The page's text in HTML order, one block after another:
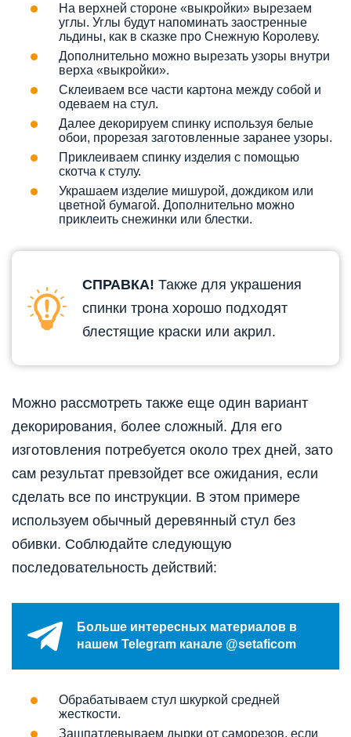
На верхней стороне «выкройки» вырезаем
углы. Углы будут напоминать заостренные
льдины, как в сказке про Снежную Королеву.
Дополнительно можно вырезать узоры внутри
верха «выкройки».
Склеиваем все части картона между собой и
одеваем на стул.
Далее декорируем спинку используя белые
обои, прорезая заготовленные заранее узоры.
Приклеиваем спинку изделия с помощью
скотча к стулу.
Украшаем изделие мишурой, дождиком или
цветной бумагой. Дополнительно можно
приклеить снежинки или блестки.
СПРАВКА! Также для украшения
спинки трона хорошо подходят
блестящие краски или акрил.
Можно рассмотреть также еще один вариант
декорирования, более сложный. Для его
изготовления потребуется около трех дней, зато
сам результат превзойдет все ожидания, если
сделать все по инструкции. В этом примере
используем обычный деревянный стул без
обивки. Соблюдайте следующую
последовательность действий:
Больше интересных материалов в
нашем Telegram канале @setaficom
Обрабатываем стул шкуркой средней
жесткости.
Зашпатлевываем дырки от саморезов, если